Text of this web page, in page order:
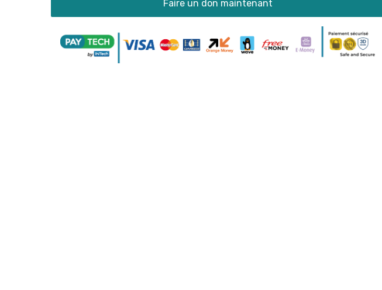
Faire un don maintenant